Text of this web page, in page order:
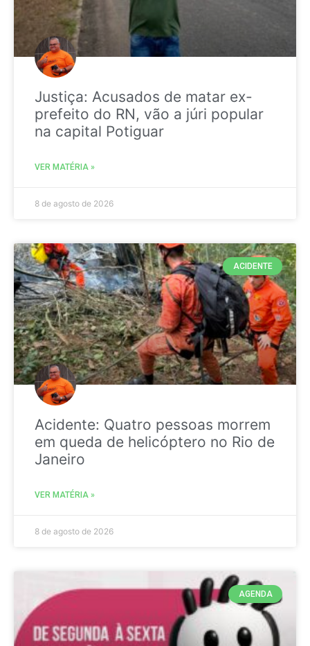
Justiça: Acusados de matar ex-
prefeito do RN, vão a júri popular
na capital Potiguar
VER MATÉRIA »
8 de agosto de 2026
ACIDENTE
Acidente: Quatro pessoas morrem
em queda de helicóptero no Rio de
Janeiro
VER MATÉRIA »
8 de agosto de 2026
AGENDA